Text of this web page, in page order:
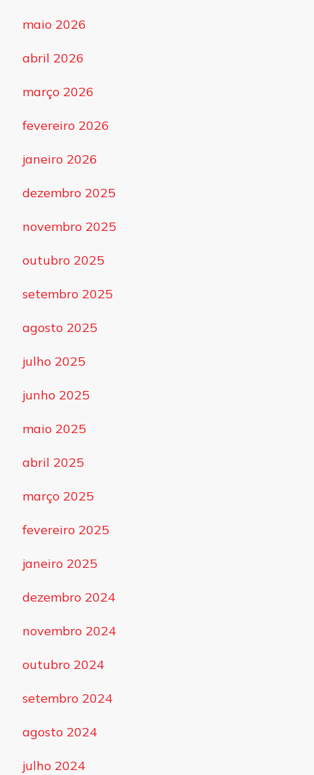
maio 2026
abril 2026
março 2026
fevereiro 2026
janeiro 2026
dezembro 2025
novembro 2025
outubro 2025
setembro 2025
agosto 2025
julho 2025
junho 2025
maio 2025
abril 2025
março 2025
fevereiro 2025
janeiro 2025
dezembro 2024
novembro 2024
outubro 2024
setembro 2024
agosto 2024
julho 2024